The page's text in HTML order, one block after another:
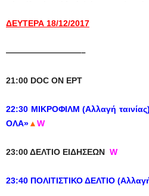
ΔΕΥΤΕΡΑ 18/12/2017
—————————–
21:00 DOC ON ΕΡΤ
22:30 ΜΙΚΡΟΦΙΛΜ (Αλλαγή
ΟΛΑ»▲W
23:00ΔΕΛΤΙΟ ΕΙΔΗΣΕΩΝ W
23:40 ΠΟΛΙΤΙΣΤΙΚΟ ΔΕΛΤΙΟ